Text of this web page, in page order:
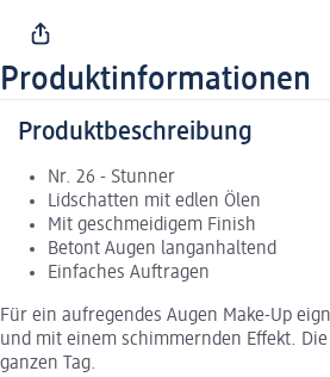
Produktinformationen
Produktbeschreibung
Nr. 26 - Stunner
Lidschatten mit edlen Ölen
Mit geschmeidigem Finish
Betont Augen langanhaltend
Einfaches Auftragen
Für ein aufregendes Augen Make-Up
und mit einem schimmernden Effekt.
ganzen Tag.